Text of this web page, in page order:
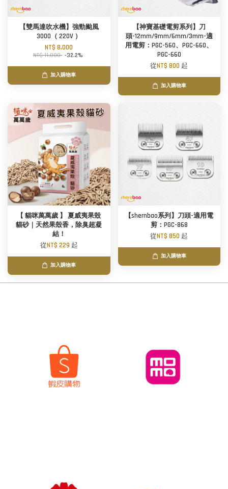
【雙馬達吹水機】強勁颱風
3000（ 220V ）
NT$ 8,000
NT$ 11,800 -32.2%
加入購物車
【神寶基礎電剪系列】刀
頭-12mm/9mm/6mm/3mm-適
用電剪：PGC-560、PGC-660、
PGC-660
從NT$ 800 起
加入購物車
【 貓咪萬萬歲 】 夏威夷果殼
貓砂｜天然果殼香，除臭超凝
結！
從NT$ 229 起
加入購物車
【shernbao系列】刀頭-適用電
剪：PGC-868
從NT$ 850 起
加入購物車